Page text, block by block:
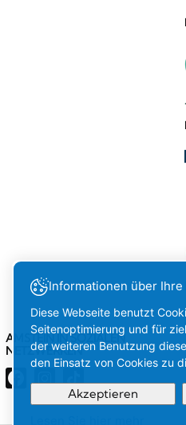
AMSTEIN IN SOZIALEN
NETZWERKEN
Informationen über Ihre
Diese Webseite benutzt
Seitenoptimierung und für
der weiteren Benutzung
den Einsatz von Cookies zu
Akzeptieren